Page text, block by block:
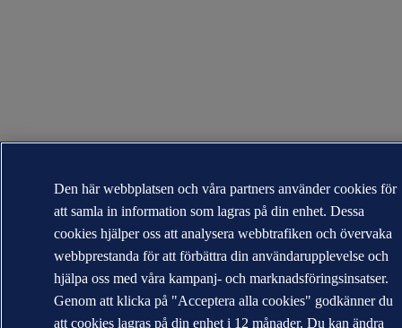
Den här webbplatsen och våra partners använder cookies för
att samla in information som lagras på din enhet. Dessa
cookies hjälper oss att analysera webbtrafiken och övervaka
webbprestanda för att förbättra din användarupplevelse och
hjälpa oss med våra kampanj- och marknadsföringsinsatser.
Genom att klicka på "Acceptera alla cookies" godkänner du
att cookies lagras på din enhet i 12 månader. Du kan ändra